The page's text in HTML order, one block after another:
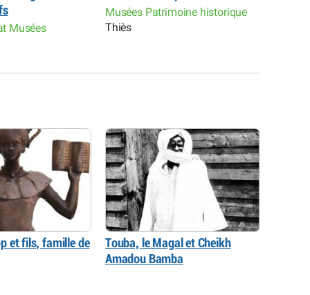
Musées
Musées Patrimoine historique
Thiès
et fils, famille de
Touba, le Magal et Cheikh
Amadou Bamba